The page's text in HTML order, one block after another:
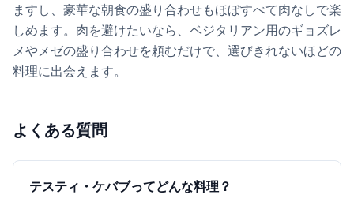
ますし、豪華な朝食の盛り合わせもほぼすべて肉なしで楽
しめます。肉を避けたいなら、ベジタリアン用のギョズレ
メやメゼの盛り合わせを頼むだけで、選びきれないほどの
料理に出会えます。
よくある質問
テスティ・ケバブってどんな料理？